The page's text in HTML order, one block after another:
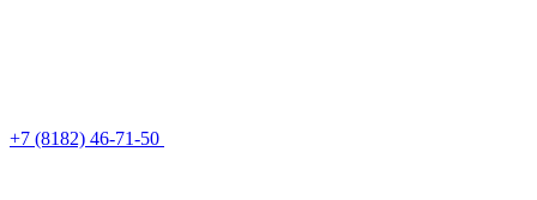
+7 (8182) 46-71-50